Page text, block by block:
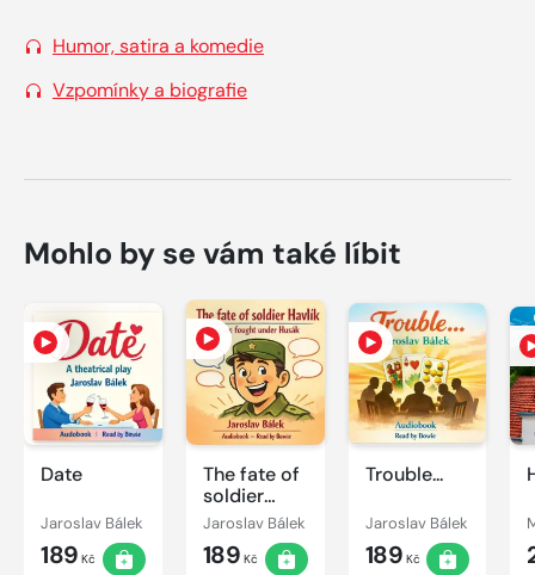
Humor, satira a komedie
Vzpomínky a biografie
Mohlo by se vám také líbit
Date
Jaroslav Bálek
189 Kč
The fate of
soldier
Havlík or
we fought
under
Jaroslav Bálek
189 Kč
Trouble...
Jaroslav Bálek
189 Kč